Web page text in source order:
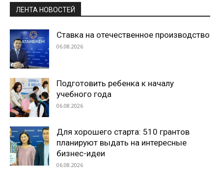
ЛЕНТА НОВОСТЕЙ
Ставка на отечественное производство
06.08.2026
Подготовить ребенка к началу
учебного года
06.08.2026
Для хорошего старта: 510 грантов
планируют выдать на интересные
бизнес-идеи
06.08.2026